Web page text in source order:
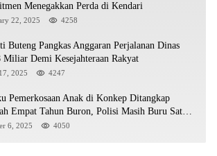
Menegakkan Perda di Kendari
22, 2025 4258
Buteng Pangkas Anggaran Perjalanan Dinas
Miliar Demi Kesejahteraan Rakyat
2025 4247
Pemerkosaan Anak di Konkep Ditangkap
Empat Tahun Buron, Polisi Masih Buru Satu
Lain
6, 2025 4050